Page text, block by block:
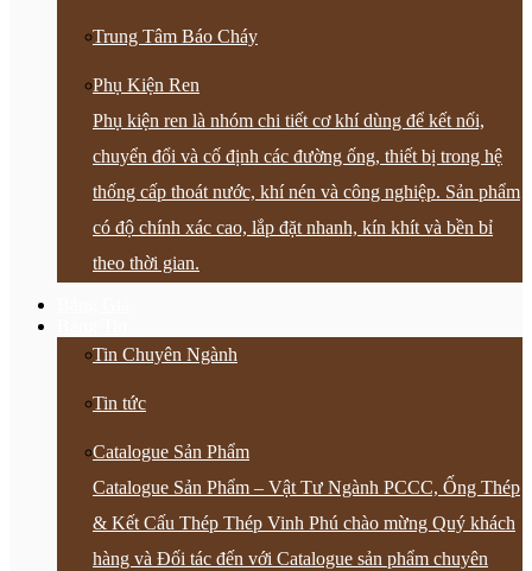
Trung Tâm Báo Cháy
Phụ Kiện Ren
Phụ kiện ren là nhóm chi tiết cơ khí dùng để kết nối,
chuyển đổi và cố định các đường ống, thiết bị trong hệ
thống cấp thoát nước, khí nén và công nghiệp. Sản phẩm
có độ chính xác cao, lắp đặt nhanh, kín khít và bền bỉ
theo thời gian.
Tin Chuyên Ngành
Tin tức
Catalogue Sản Phẩm
Catalogue Sản Phẩm – Vật Tư Ngành PCCC, Ống Thép
& Kết Cấu Thép Thép Vinh Phú chào mừng Quý khách
hàng và Đối tác đến với Catalogue sản phẩm chuyên